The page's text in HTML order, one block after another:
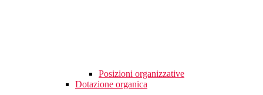
Posizioni organizzative
Dotazione organica